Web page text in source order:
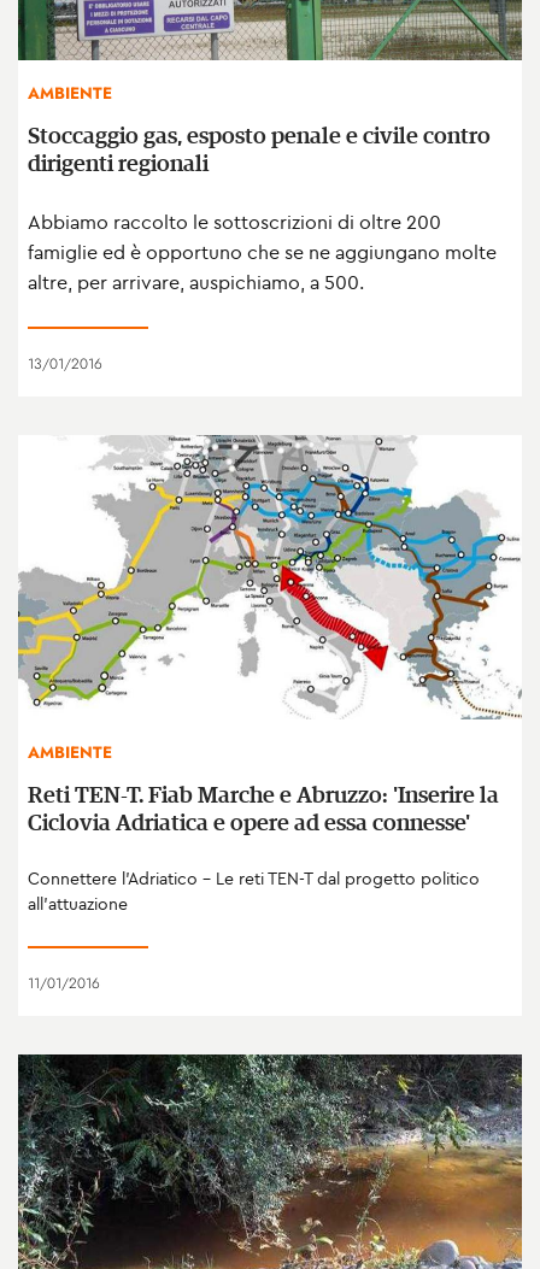
AMBIENTE
Stoccaggio gas, esposto penale e civile contro
dirigenti regionali
Abbiamo raccolto le sottoscrizioni di oltre 200
famiglie ed è opportuno che se ne aggiungano molte
altre, per arrivare, auspichiamo, a 500.
13/01/2016
AMBIENTE
Reti TEN-T. Fiab Marche e Abruzzo: 'Inserire la
Ciclovia Adriatica e opere ad essa connesse'
Connettere l’Adriatico – Le reti TEN-T dal progetto politico
all’attuazione
11/01/2016